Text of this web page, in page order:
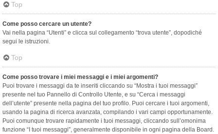
Top
Come posso cercare un utente?
Vai nella pagina “Utenti” e clicca sul collegamento “trova utente”, dopodiché
segui le istruzioni.
Top
Come posso trovare i miei messaggi e i miei argomenti?
Puoi trovare i messaggi da te inseriti cliccando su “Mostra i tuoi messaggi”
presente nel tuo Pannello di Controllo Utente, e su “Cerca i messaggi
dell’utente” presente nella pagina del tuo profilo. Puoi cercare i tuoi argomenti,
usando la pagina di ricerca avanzata, compilando i vari campi opportunamente.
Puoi comunque trovare rapidamente i tuoi messaggi, cliccando sull’omonima
funzione “I tuoi messaggi”, generalmente disponibile in ogni pagina della Board.